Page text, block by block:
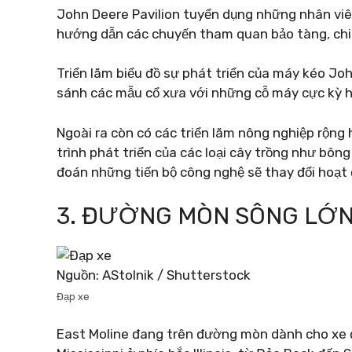
John Deere Pavilion tuyển dụng những nhân
hướng dẫn các chuyến tham quan bảo tàng,
Triển lãm biểu đồ sự phát triển của máy kéo
sánh các mẫu cổ xưa với những cỗ máy cực kỳ
Ngoài ra còn có các triển lãm nông nghiệp
trình phát triển của các loại cây trồng như
đoán những tiến bộ công nghệ sẽ thay đổi
3. ĐƯỜNG MÒN SÔNG
Nguồn: AStolnik / Shutterstock
Đạp xe
East Moline đang trên đường mòn dành cho